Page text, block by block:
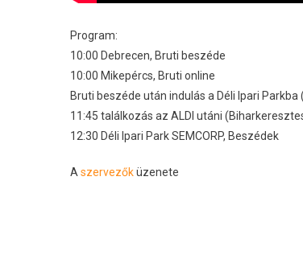
Program:
10:00 Debrecen, Bruti beszéde
10:00 Mikepércs, Bruti online
Bruti beszéde után indulás a Déli Ipari Parkba
11:45 találkozás az ALDI utáni
12:30 Déli Ipari Park SEMCORP, Beszédek
A szervezőküzenete